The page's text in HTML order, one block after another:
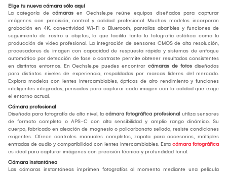
Elige tu nueva cámara sólo aquí
La categoría de cámaras en Oechsle.pe reúne equipos diseñados para capturar
imágenes con precisión, control y calidad profesional. Muchos modelos incorporan
grabación en 4K, conectividad Wi-Fi o Bluetooth, pantallas abatibles y funciones de
seguimiento de rostro u objetos, lo que facilita tanto la fotografía estática como la
producción de video profesional. La integración de sensores CMOS de alta resolución,
procesadores de imagen con capacidad de respuesta rápida y sistemas de enfoque
automático por detección de fase o contraste permite obtener resultados consistentes
en distintos entornos. En Oechsle.pe puedes encontrar cámaras de fotos diseñadas
para distintos niveles de experiencia, respaldadas por marcas líderes del mercado.
Explora modelos con lentes intercambiables, ópticas de alto rendimiento y funciones
inteligentes integradas, pensados para capturar cada imagen con la calidad que exige
el entorno actual.
Cámara profesional
Diseñada para fotografía de alto nivel, la cámara fotográfica profesional utiliza sensores
de formato completo o APS-C con alta sensibilidad y amplio rango dinámico. Su
cuerpo, fabricado en aleación de magnesio o policarbonato sellado, resiste condiciones
exigentes. Ofrece controles manuales completos, zapata para accesorios, múltiples
entradas de audio y compatibilidad con lentes intercambiables. Esta cámara fotográfica
es ideal para capturar imágenes con precisión técnica y profundidad tonal.
Cámara instantánea
Las cámaras instantáneas imprimen fotografías al momento mediante una película